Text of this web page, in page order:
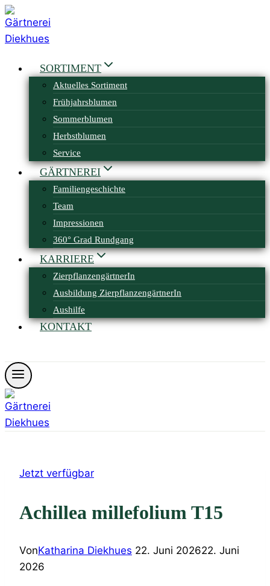
Zum
Inhalt
springen
SORTIMENT
Aktuelles Sortiment
Frühjahrsblumen
Sommerblumen
Herbstblumen
Service
GÄRTNEREI
Familiengeschichte
Team
Impressionen
360° Grad Rundgang
KARRIERE
ZierpflanzengärtnerIn
Ausbildung ZierpflanzengärtnerIn
Aushilfe
KONTAKT
Jetzt verfügbar
Achillea millefolium T15
VonKatharina Diekhues 22. Juni 202622. Juni
2026